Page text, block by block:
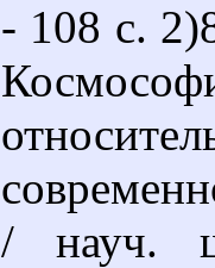
- 108 с.
/ науч.